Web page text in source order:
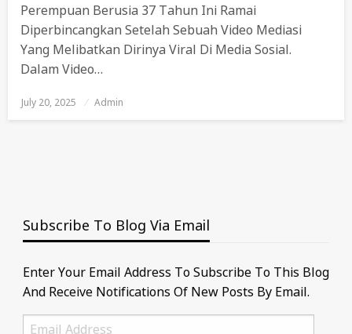
Perempuan Berusia 37 Tahun Ini Ramai
Diperbincangkan Setelah Sebuah Video Mediasi
Yang Melibatkan Dirinya Viral Di Media Sosial.
Dalam Video…
Posted
On
July 20, 2025 Admin
Subscribe To Blog Via Email
Enter Your Email Address To Subscribe To This Blog
And Receive Notifications Of New Posts By Email.
Email